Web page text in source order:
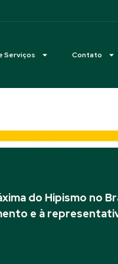
Serviços Contato
do Hipismo no
e à